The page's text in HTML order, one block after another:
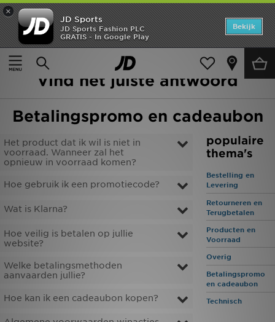
×
JD Sports
JD Sports Fashion PLC
GRATIS - In Google Play
Bekijk
Startpagina>Hulp>Betalingspromo en cadeaubon
Hoe kunnen wij u helpen?
Vind het juiste antwoord
Betalingspromo en cadeaubon
Het product dat ik wil is niet in
voorraad. Wanneer zal het
opnieuw in voorraad komen?
Hoe gebruik ik een promotiecode?
Wat is Klarna?
Hoe veilig is betalen op jullie
website?
Welke betalingsmethoden
aanvaarden jullie?
Hoe kan ik een cadeaubon kopen?
populaire
thema's
Bestelling en
Levering
Retourneren en
Terugbetalen
Producten en
Voorraad
Overig
Betalingspromo
en cadeaubon
Technisch
Home
Offers
New In
Kids
Collecties
Sports
Merken
Vind een winkel